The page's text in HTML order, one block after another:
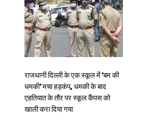
राजधानी दिल्ली के एक स्कूल में ‘बम की
धमकी’ मचा हड़कंप, धमकी के बाद
एहतियात के तौर पर स्कूल कैंपस को
खाली करा दिया गया